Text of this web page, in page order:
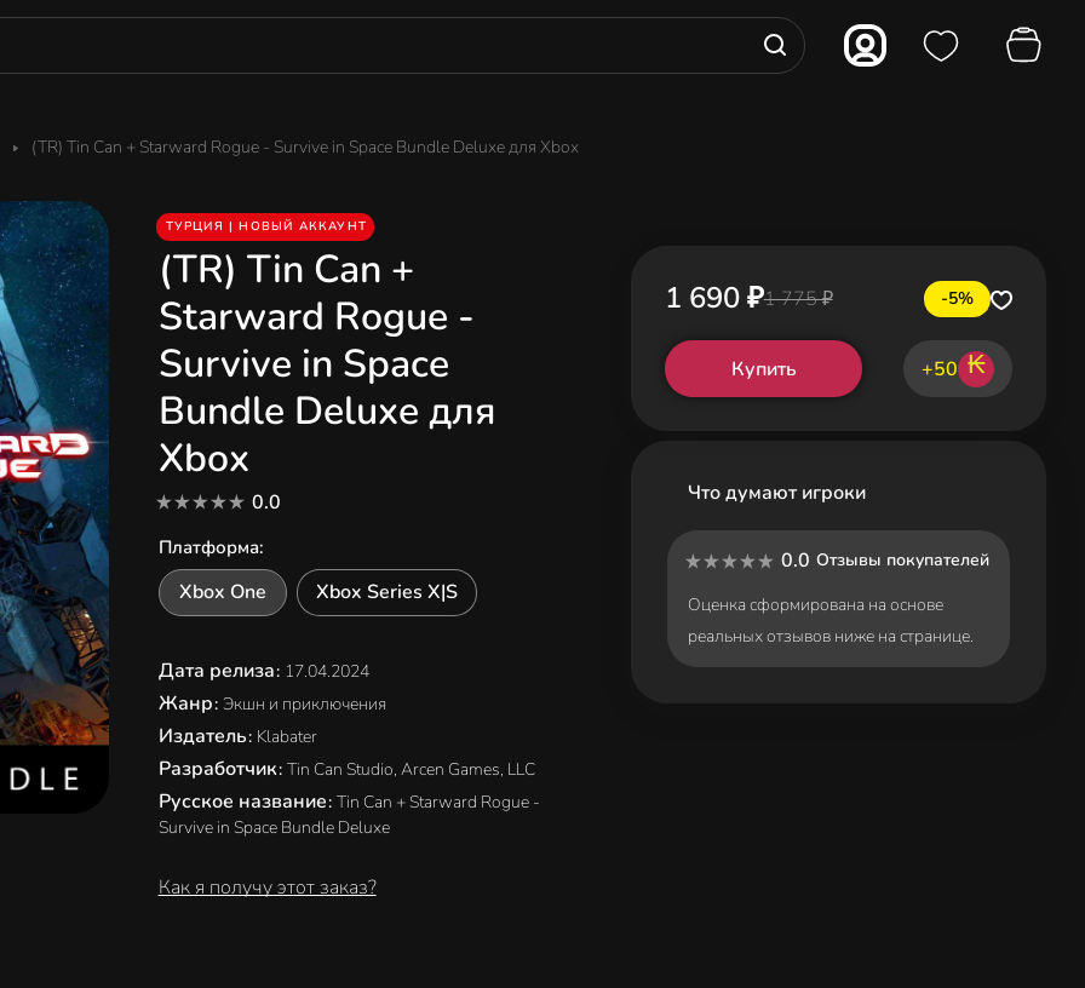
(TR) Tin Can + Starward Rogue - Survive in Space Bundle Deluxe для Xbox
ТУРЦИЯ | НОВЫЙ АККАУНТ
(TR) Tin Can +
Starward Rogue -
Survive in Space
Bundle Deluxe для
Xbox
0.0
Платформа:
Xbox One Xbox Series X|S
Дата релиза: 17.04.2024
Жанр: Экшн и приключения
Издатель: Klabater
Разработчик: Tin Can Studio, Arcen Games, LLC
Русское название: Tin Can + Starward Rogue -
Survive in Space Bundle Deluxe
Как я получу этот заказ?
1 690 ₽1 775 ₽ -5%
Купить +50 ₭
Что думают игроки
0.0 Отзывы покупателей
Оценка сформирована на основе
реальных отзывов ниже на странице.